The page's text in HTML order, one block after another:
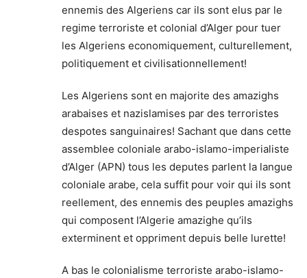
ennemis des Algeriens car ils sont elus par le
regime terroriste et colonial d’Alger pour tuer
les Algeriens economiquement, culturellement,
politiquement et civilisationnellement!
Les Algeriens sont en majorite des amazighs
arabaises et nazislamises par des terroristes
despotes sanguinaires! Sachant que dans cette
assemblee coloniale arabo-islamo-imperialiste
d’Alger (APN) tous les deputes parlent la langue
coloniale arabe, cela suffit pour voir qui ils sont
reellement, des ennemis des peuples amazighs
qui composent l’Algerie amazighe qu’ils
exterminent et oppriment depuis belle lurette!
A bas le colonialisme terroriste arabo-islamo-